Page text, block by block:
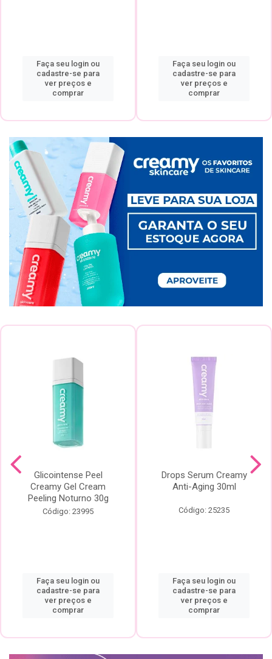
Faça seu login ou
cadastre-se para
ver preços e
comprar
Faça seu login ou
cadastre-se para
ver preços e
comprar
Glicointense Peel
Creamy Gel Cream
Peeling Noturno 30g
Código: 23995
Faça seu login ou
cadastre-se para
ver preços e
comprar
Drops Serum Creamy
Anti-Aging 30ml
Código: 25235
Faça seu login ou
cadastre-se para
ver preços e
comprar